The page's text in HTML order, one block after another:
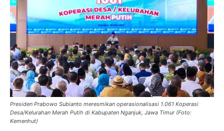
Presiden Prabowo Subianto meresmikan operasionalisasi 1.061 Koperasi
Desa/Kelurahan Merah Putih di Kabupaten Nganjuk, Jawa Timur (Foto:
Kemenhut)